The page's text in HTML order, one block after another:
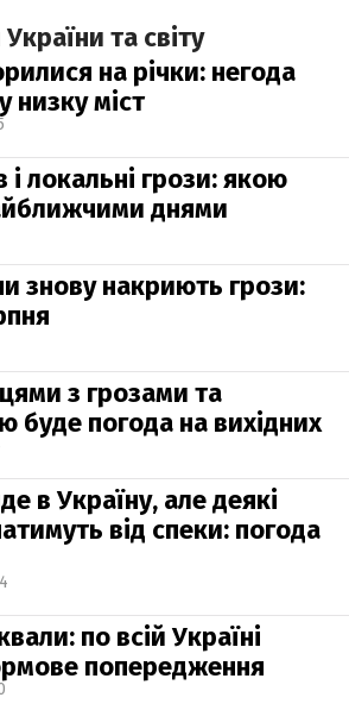
та світу
на річки: негода
низку міст
і локальні грози: якою
днями
знову накриють грози:
з грозами та
буде погода на вихідних
в Україну, але деякі
від спеки: погода
по всій Україні
попередження